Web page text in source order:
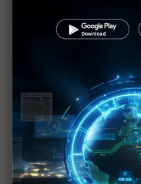
全球半導體產業2025年受
希望曙光
（2025十大重點回顧）AI
全景解析
（2025十大重點回顧）關
結構重塑